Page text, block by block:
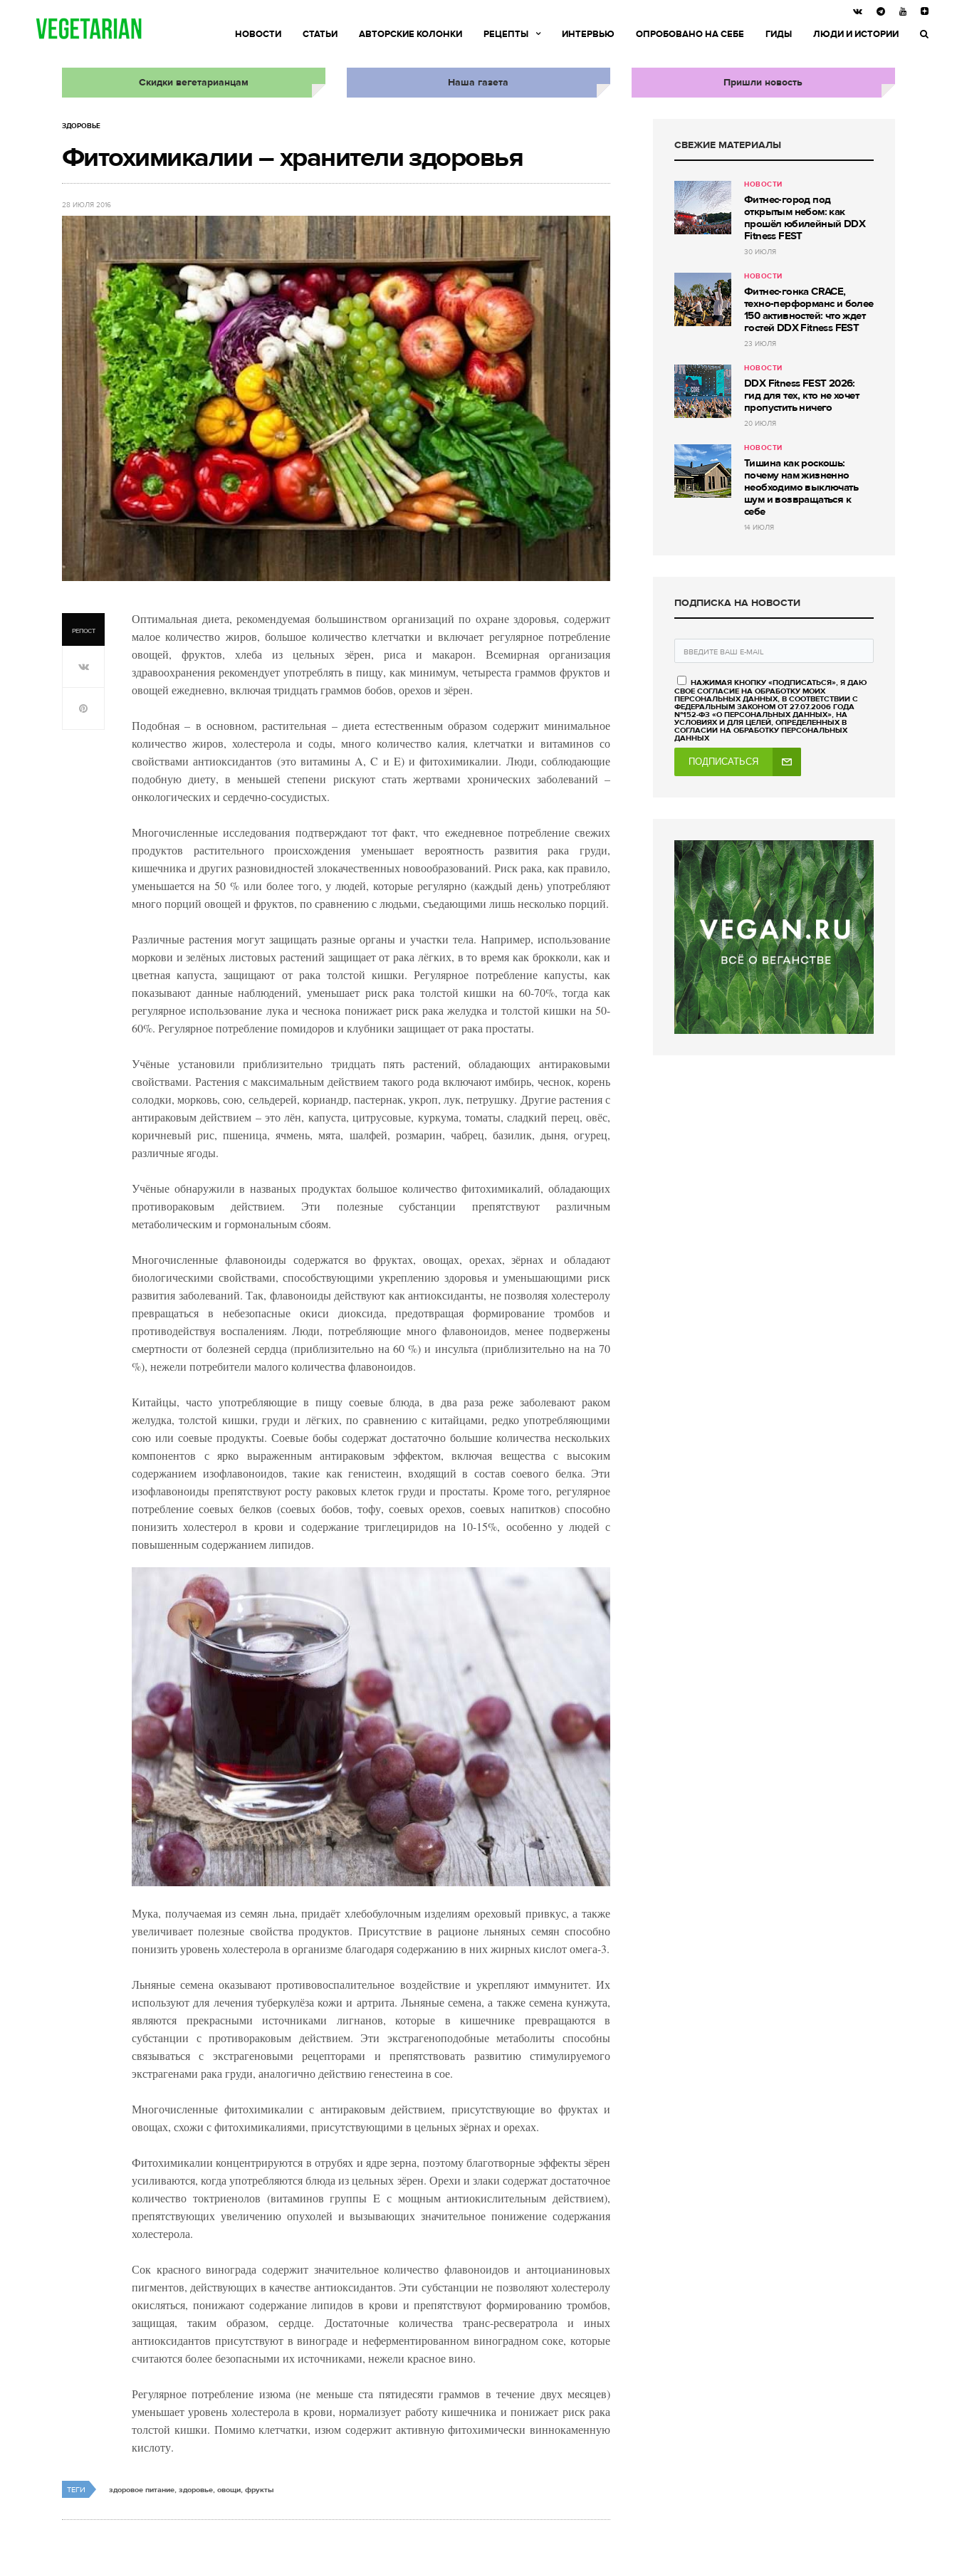
НОВОСТИ СТАТЬИ АВТОРСКИЕ КОЛОНКИ РЕЦЕПТЫ ИНТЕРВЬЮ ОПРОБОВАНО НА СЕБЕ ГИДЫ ЛЮДИ И ИСТОРИИ
Скидки вегетарианцам Наша газета Пришли новость
ЗДОРОВЬЕ
Фитохимикалии – хранители здоровья
28 ИЮЛЯ 2016
РЕПОСТ
Оптимальная диета, рекомендуемая большинством организаций по охране здоровья, содержит
малое количество жиров, большое количество клетчатки и включает регулярное потребление
овощей, фруктов, хлеба из цельных зёрен, риса и макарон. Всемирная организация
здравоохранения рекомендует употреблять в пищу, как минимум, четыреста граммов фруктов и
овощей ежедневно, включая тридцать граммов бобов, орехов и зёрен.
Подобная – в основном, растительная – диета естественным образом содержит минимальное
количество жиров, холестерола и соды, много количество калия, клетчатки и витаминов со
свойствами антиоксидантов (это витамины A, C и E) и фитохимикалии. Люди, соблюдающие
подобную диету, в меньшей степени рискуют стать жертвами хронических заболеваний –
онкологических и сердечно-сосудистых.
Многочисленные исследования подтверждают тот факт, что ежедневное потребление свежих
продуктов растительного происхождения уменьшает вероятность развития рака груди,
кишечника и других разновидностей злокачественных новообразований. Риск рака, как правило,
уменьшается на 50 % или более того, у людей, которые регулярно (каждый день) употребляют
много порций овощей и фруктов, по сравнению с людьми, съедающими лишь несколько порций.
Различные растения могут защищать разные органы и участки тела. Например, использование
моркови и зелёных листовых растений защищает от рака лёгких, в то время как брокколи, как и
цветная капуста, защищают от рака толстой кишки. Регулярное потребление капусты, как
показывают данные наблюдений, уменьшает риск рака толстой кишки на 60-70%, тогда как
регулярное использование лука и чеснока понижает риск рака желудка и толстой кишки на 50-
60%. Регулярное потребление помидоров и клубники защищает от рака простаты.
Учёные установили приблизительно тридцать пять растений, обладающих антираковыми
свойствами. Растения с максимальным действием такого рода включают имбирь, чеснок, корень
солодки, морковь, сою, сельдерей, кориандр, пастернак, укроп, лук, петрушку. Другие растения с
антираковым действием – это лён, капуста, цитрусовые, куркума, томаты, сладкий перец, овёс,
коричневый рис, пшеница, ячмень, мята, шалфей, розмарин, чабрец, базилик, дыня, огурец,
различные ягоды.
Учёные обнаружили в названых продуктах большое количество фитохимикалий, обладающих
противораковым действием. Эти полезные субстанции препятствуют различным
метаболическим и гормональным сбоям.
Многочисленные флавоноиды содержатся во фруктах, овощах, орехах, зёрнах и обладают
биологическими свойствами, способствующими укреплению здоровья и уменьшающими риск
развития заболеваний. Так, флавоноиды действуют как антиоксиданты, не позволяя холестеролу
превращаться в небезопасные окиси диоксида, предотвращая формирование тромбов и
противодействуя воспалениям. Люди, потребляющие много флавоноидов, менее подвержены
смертности от болезней сердца (приблизительно на 60 %) и инсульта (приблизительно на на 70
%), нежели потребители малого количества флавоноидов.
Китайцы, часто употребляющие в пищу соевые блюда, в два раза реже заболевают раком
желудка, толстой кишки, груди и лёгких, по сравнению с китайцами, редко употребляющими
сою или соевые продукты. Соевые бобы содержат достаточно большие количества нескольких
компонентов с ярко выраженным антираковым эффектом, включая вещества с высоким
содержанием изофлавоноидов, такие как генистеин, входящий в состав соевого белка. Эти
изофлавоноиды препятствуют росту раковых клеток груди и простаты. Кроме того, регулярное
потребление соевых белков (соевых бобов, тофу, соевых орехов, соевых напитков) способно
понизить холестерол в крови и содержание триглециридов на 10-15%, особенно у людей с
повышенным содержанием липидов.
Мука, получаемая из семян льна, придаёт хлебобулочным изделиям ореховый привкус, а также
увеличивает полезные свойства продуктов. Присутствие в рационе льняных семян способно
понизить уровень холестерола в организме благодаря содержанию в них жирных кислот омега-3.
Льняные семена оказывают противовоспалительное воздействие и укрепляют иммунитет. Их
используют для лечения туберкулёза кожи и артрита. Льняные семена, а также семена кунжута,
являются прекрасными источниками лигнанов, которые в кишечнике превращаются в
субстанции с противораковым действием. Эти экстрагеноподобные метаболиты способны
связываться с экстрагеновыми рецепторами и препятствовать развитию стимулируемого
экстрагенами рака груди, аналогично действию генестеина в сое.
Многочисленные фитохимикалии с антираковым действием, присутствующие во фруктах и
овощах, схожи с фитохимикалиями, присутствующими в цельных зёрнах и орехах.
Фитохимикалии концентрируются в отрубях и ядре зерна, поэтому благотворные эффекты зёрен
усиливаются, когда употребляются блюда из цельных зёрен. Орехи и злаки содержат достаточное
количество токтриенолов (витаминов группы E с мощным антиокислительным действием),
препятствующих увеличению опухолей и вызывающих значительное понижение содержания
холестерола.
Сок красного винограда содержит значительное количество флавоноидов и антоцианиновых
пигментов, действующих в качестве антиоксидантов. Эти субстанции не позволяют холестеролу
окисляться, понижают содержание липидов в крови и препятствуют формированию тромбов,
защищая, таким образом, сердце. Достаточные количества транс-ресвератрола и иных
антиоксидантов присутствуют в винограде и неферментированном виноградном соке, которые
считаются более безопасными их источниками, нежели красное вино.
Регулярное потребление изюма (не меньше ста пятидесяти граммов в течение двух месяцев)
уменьшает уровень холестерола в крови, нормализует работу кишечника и понижает риск рака
толстой кишки. Помимо клетчатки, изюм содержит активную фитохимически виннокаменную
кислоту.
ТЕГИ здоровое питание, здоровье, овощи, фрукты
СВЕЖИЕ МАТЕРИАЛЫ
НОВОСТИ
Фитнес-город под
открытым небом: как
прошёл юбилейный DDX
Fitness FEST
30 ИЮЛЯ
НОВОСТИ
Фитнес-гонка CRACE,
техно-перформанс и более
150 активностей: что ждет
гостей DDX Fitness FEST
23 ИЮЛЯ
НОВОСТИ
DDX Fitness FEST 2026:
гид для тех, кто не хочет
пропустить ничего
20 ИЮЛЯ
НОВОСТИ
Тишина как роскошь:
почему нам жизненно
необходимо выключать
шум и возвращаться к
себе
14 ИЮЛЯ
ПОДПИСКА НА НОВОСТИ
НАЖИМАЯ КНОПКУ «ПОДПИСАТЬСЯ», Я ДАЮ
СВОЕ СОГЛАСИЕ НА ОБРАБОТКУ МОИХ
ПЕРСОНАЛЬНЫХ ДАННЫХ, В СООТВЕТСТВИИ С
ФЕДЕРАЛЬНЫМ ЗАКОНОМ ОТ 27.07.2006 ГОДА
№152-ФЗ «О ПЕРСОНАЛЬНЫХ ДАННЫХ», НА
УСЛОВИЯХ И ДЛЯ ЦЕЛЕЙ, ОПРЕДЕЛЕННЫХ В
СОГЛАСИИ НА ОБРАБОТКУ ПЕРСОНАЛЬНЫХ
ДАННЫХ
ПОДПИСАТЬСЯ